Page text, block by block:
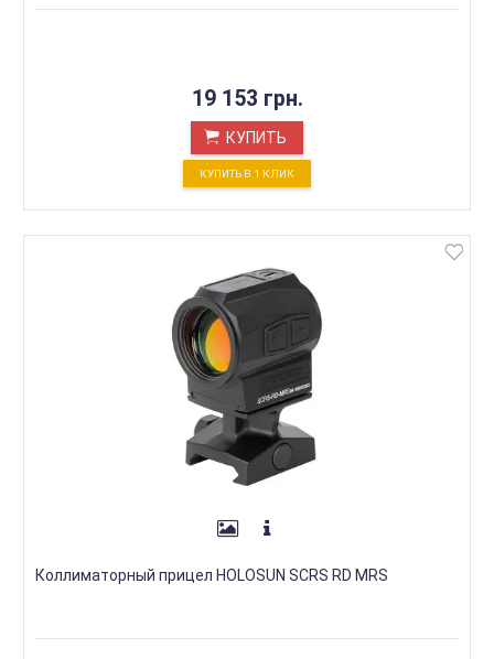
19 153 грн.
КУПИТЬ
КУПИТЬ В 1 КЛИК
Коллиматорный прицел HOLOSUN SCRS RD MRS